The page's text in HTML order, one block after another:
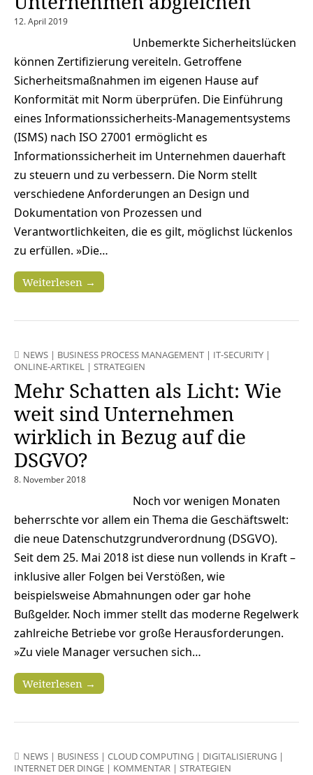
12. April 2019
Unbemerkte Sicherheitslücken
können Zertifizierung vereiteln. Getroffene
Sicherheitsmaßnahmen im eigenen Hause auf
Konformität mit Norm überprüfen. Die Einführung
eines Informationssicherheits-Managementsystems
(ISMS) nach ISO 27001 ermöglicht es
Informationssicherheit im Unternehmen dauerhaft
zu steuern und zu verbessern. Die Norm stellt
verschiedene Anforderungen an Design und
Dokumentation von Prozessen und
Verantwortlichkeiten, die es gilt, möglichst lückenlos
zu erfüllen. »Die…
Weiterlesen →
NEWS | BUSINESS PROCESS MANAGEMENT | IT-SECURITY |
ONLINE-ARTIKEL | STRATEGIEN
Mehr Schatten als Licht: Wie
weit sind Unternehmen
wirklich in Bezug auf die
DSGVO?
8. November 2018
Noch vor wenigen Monaten
beherrschte vor allem ein Thema die Geschäftswelt:
die neue Datenschutzgrundverordnung (DSGVO).
Seit dem 25. Mai 2018 ist diese nun vollends in Kraft –
inklusive aller Folgen bei Verstößen, wie
beispielsweise Abmahnungen oder gar hohe
Bußgelder. Noch immer stellt das moderne Regelwerk
zahlreiche Betriebe vor große Herausforderungen.
»Zu viele Manager versuchen sich…
Weiterlesen →
NEWS | BUSINESS | CLOUD COMPUTING | DIGITALISIERUNG |
INTERNET DER DINGE | KOMMENTAR | STRATEGIEN